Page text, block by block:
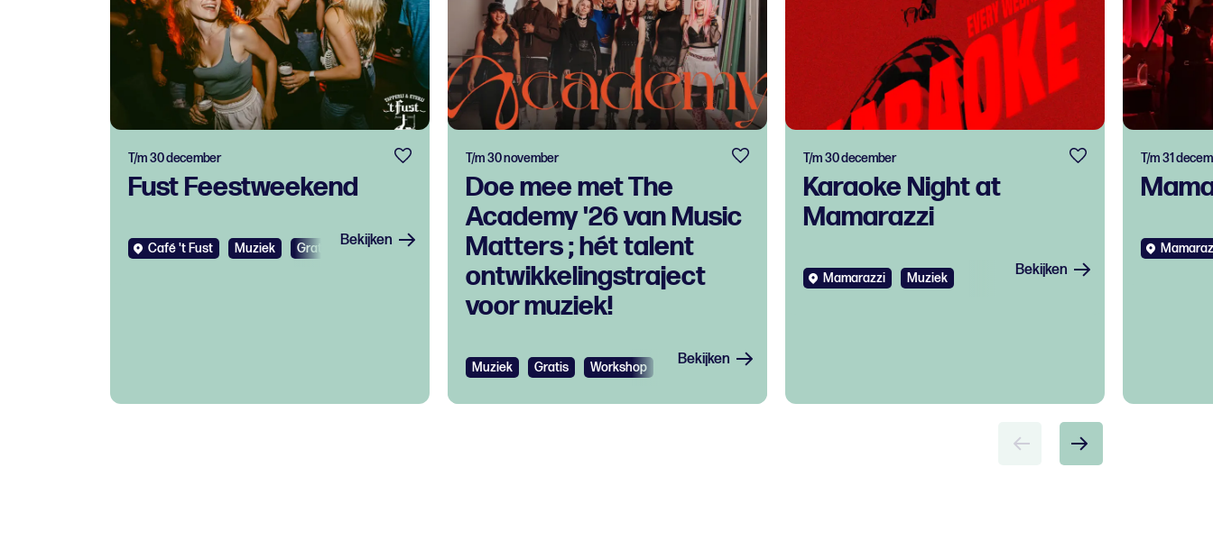
Fust Feestweekend
T/m 30 december
Café 't Fust Muziek Gratis Bekijken
Doe mee met The
Academy '26 van Music
Matters ; hét talent
ontwikkelingstraject
voor muziek!
T/m 30 november
Muziek Gratis Workshop Bekijken
Karaoke Night at
Mamarazzi
T/m 30 december
Mamarazzi Muziek Bekijken
T/m 31